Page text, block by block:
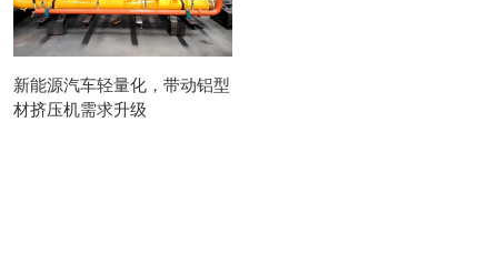
新能源汽车轻量化，带动铝型
材挤压机需求升级